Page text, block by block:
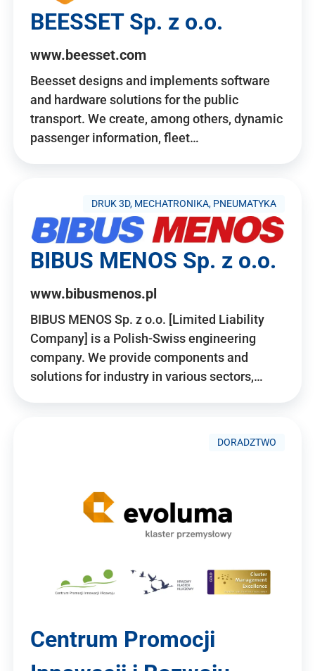
BEESSET Sp. z o.o.
www.beesset.com
Beesset designs and implements software
and hardware solutions for the public
transport. We create, among others, dynamic
passenger information, fleet…
DRUK 3D, MECHATRONIKA, PNEUMATYKA
BIBUS MENOS Sp. z o.o.
www.bibusmenos.pl
BIBUS MENOS Sp. z o.o. [Limited Liability
Company] is a Polish-Swiss engineering
company. We provide components and
solutions for industry in various sectors,…
DORADZTWO
Centrum Promocji